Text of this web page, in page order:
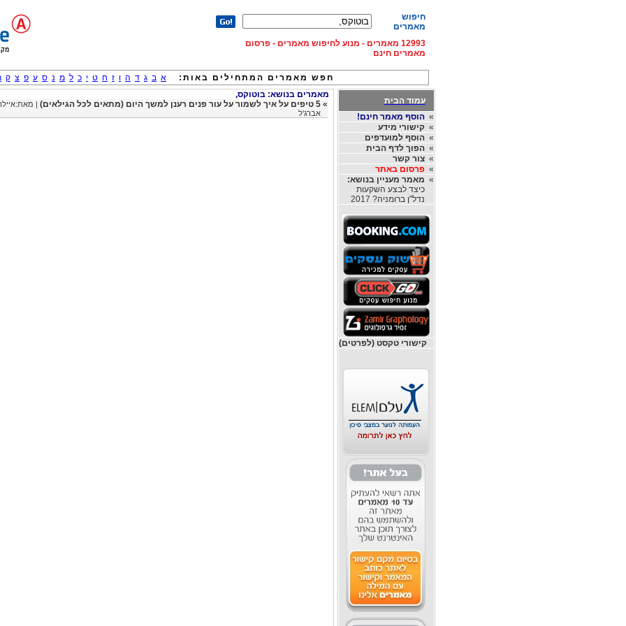
חיפוש
מאמרים
12993 מאמרים - מנוע לחיפוש מאמרים - פרסום
מאמרים חינם
חפש מאמרים המתחילים באות: א ב ג ד ה ו ז ח ט י כ ל מ נ ס ע פ צ ק
עמוד הבית
»הוסף מאמר חינם!
»קישורי מידע
»הוסף למועדפים
»הפוך לדף הבית
»צור קשר
»פרסום באתר
» מאמר מעניין בנושא:
כיצד לבצע השקעות
נדל"ן ברומניה? 2017
קישורי טקסט (לפרטים)
מאמרים בנושא: בוטוקס,
» 5 טיפים על איך לשמור על עור פנים רענן למשך היום (מתאים לכל הגילאים)
|
אברג'ל